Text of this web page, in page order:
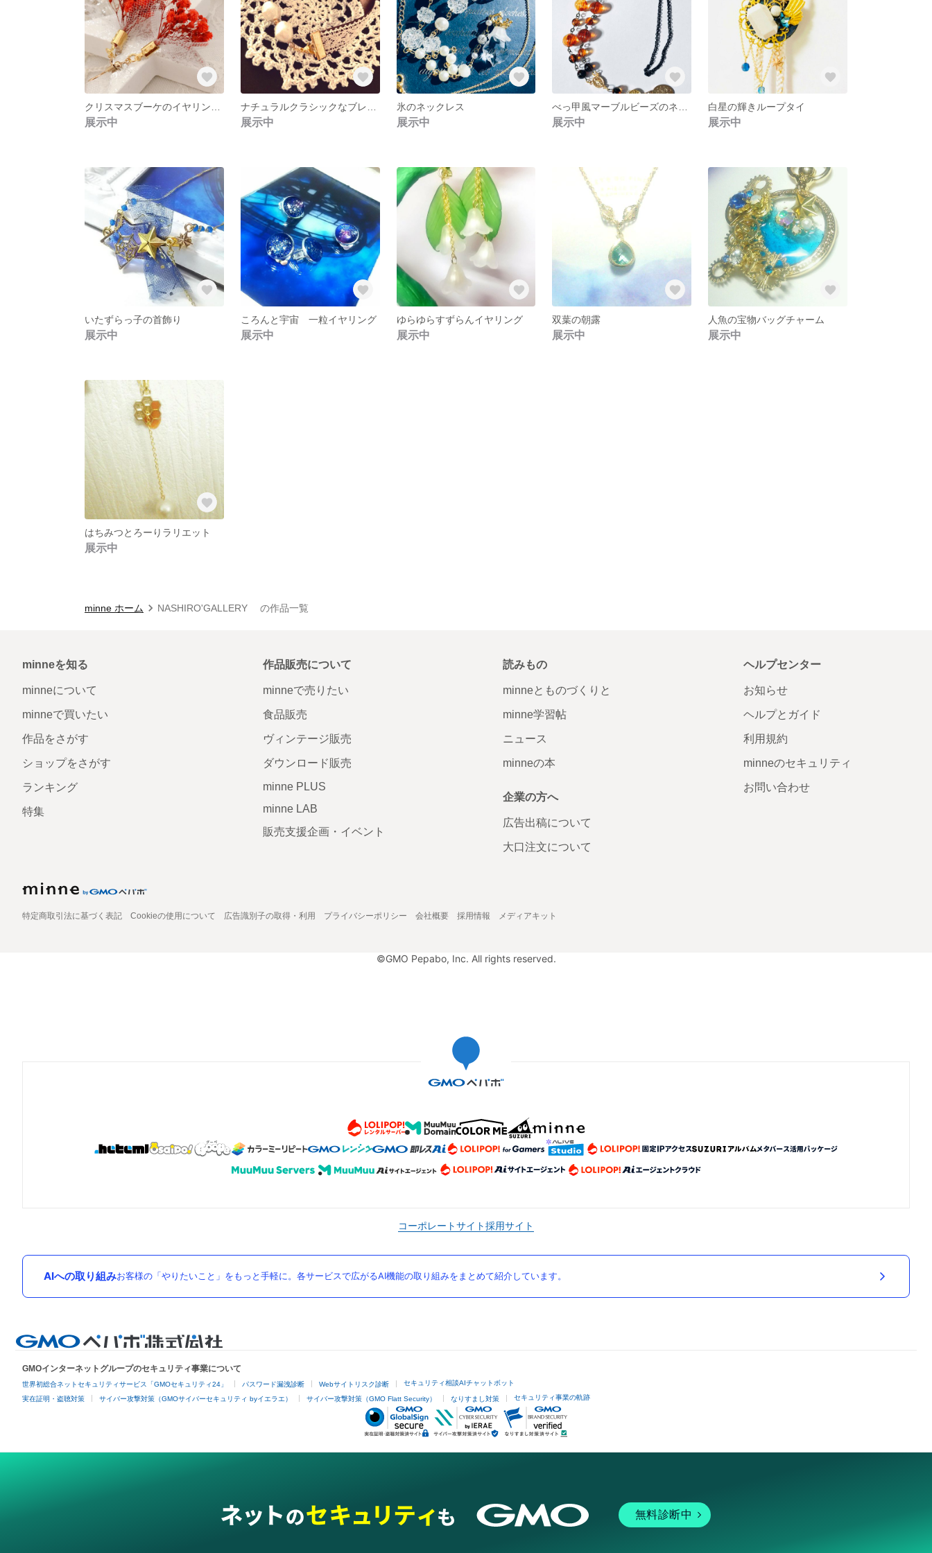
展示中 展示中
氷のネックレス
展示中 展示中
白星の輝きループタイ
展示中
いたずらっ子の首飾り
展示中
ころんと宇宙 一粒イヤリング
展示中
ゆらゆらすずらんイヤリング
展示中
双葉の朝露
展示中
人魚の宝物バッグチャーム
展示中
はちみつとろーりラリエット
展示中
minne ホーム NASHIRO'GALLERY の作品一覧
minneを知る
minneについて
minneで買いたい
作品をさがす
ショップをさがす
ランキング
特集
作品販売について
minneで売りたい
食品販売
ヴィンテージ販売
ダウンロード販売
minne PLUS
minne LAB
販売支援企画・イベント
読みもの
minneとものづくりと
minne学習帖
ニュース
minneの本
企業の方へ
広告出稿について
大口注文について
ヘルプセンター
お知らせ
ヘルプとガイド
利用規約
minneのセキュリティ
お問い合わせ
特定商取引法に基づく表記 Cookieの使用について 広告識別子の取得・利用 プライバシーポリシー 会社概要 採用情報 メディアキット
©GMO Pepabo, Inc. All rights reserved.
コーポレートサイト採用サイト
AIへの取り組みお客様の「やりたいこと」をもっと手軽に。各サービスで広がるAI機能の取り組みをまとめて紹介しています。
GMOインターネットグループのセキュリティ事業について
世界初総合ネットセキュリティサービス「GMOセキュリティ24」 パスワード漏洩診断 Webサイトリスク診断 セキュリティ相談AIチャットボット
実在証明・盗聴対策 サイバー攻撃対策（GMOサイバーセキュリティ byイエラエ） サイバー攻撃対策（GMO Flatt Security） なりすまし対策 セキュリティ事業の軌跡
無料診断中